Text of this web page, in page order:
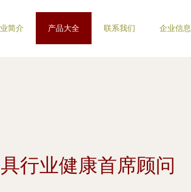
简介 产品大全 联系我们 企业信息
行业健康首席顾问